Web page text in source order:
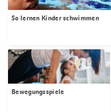
So lernen Kinder schwimmen
Bewegungsspiele